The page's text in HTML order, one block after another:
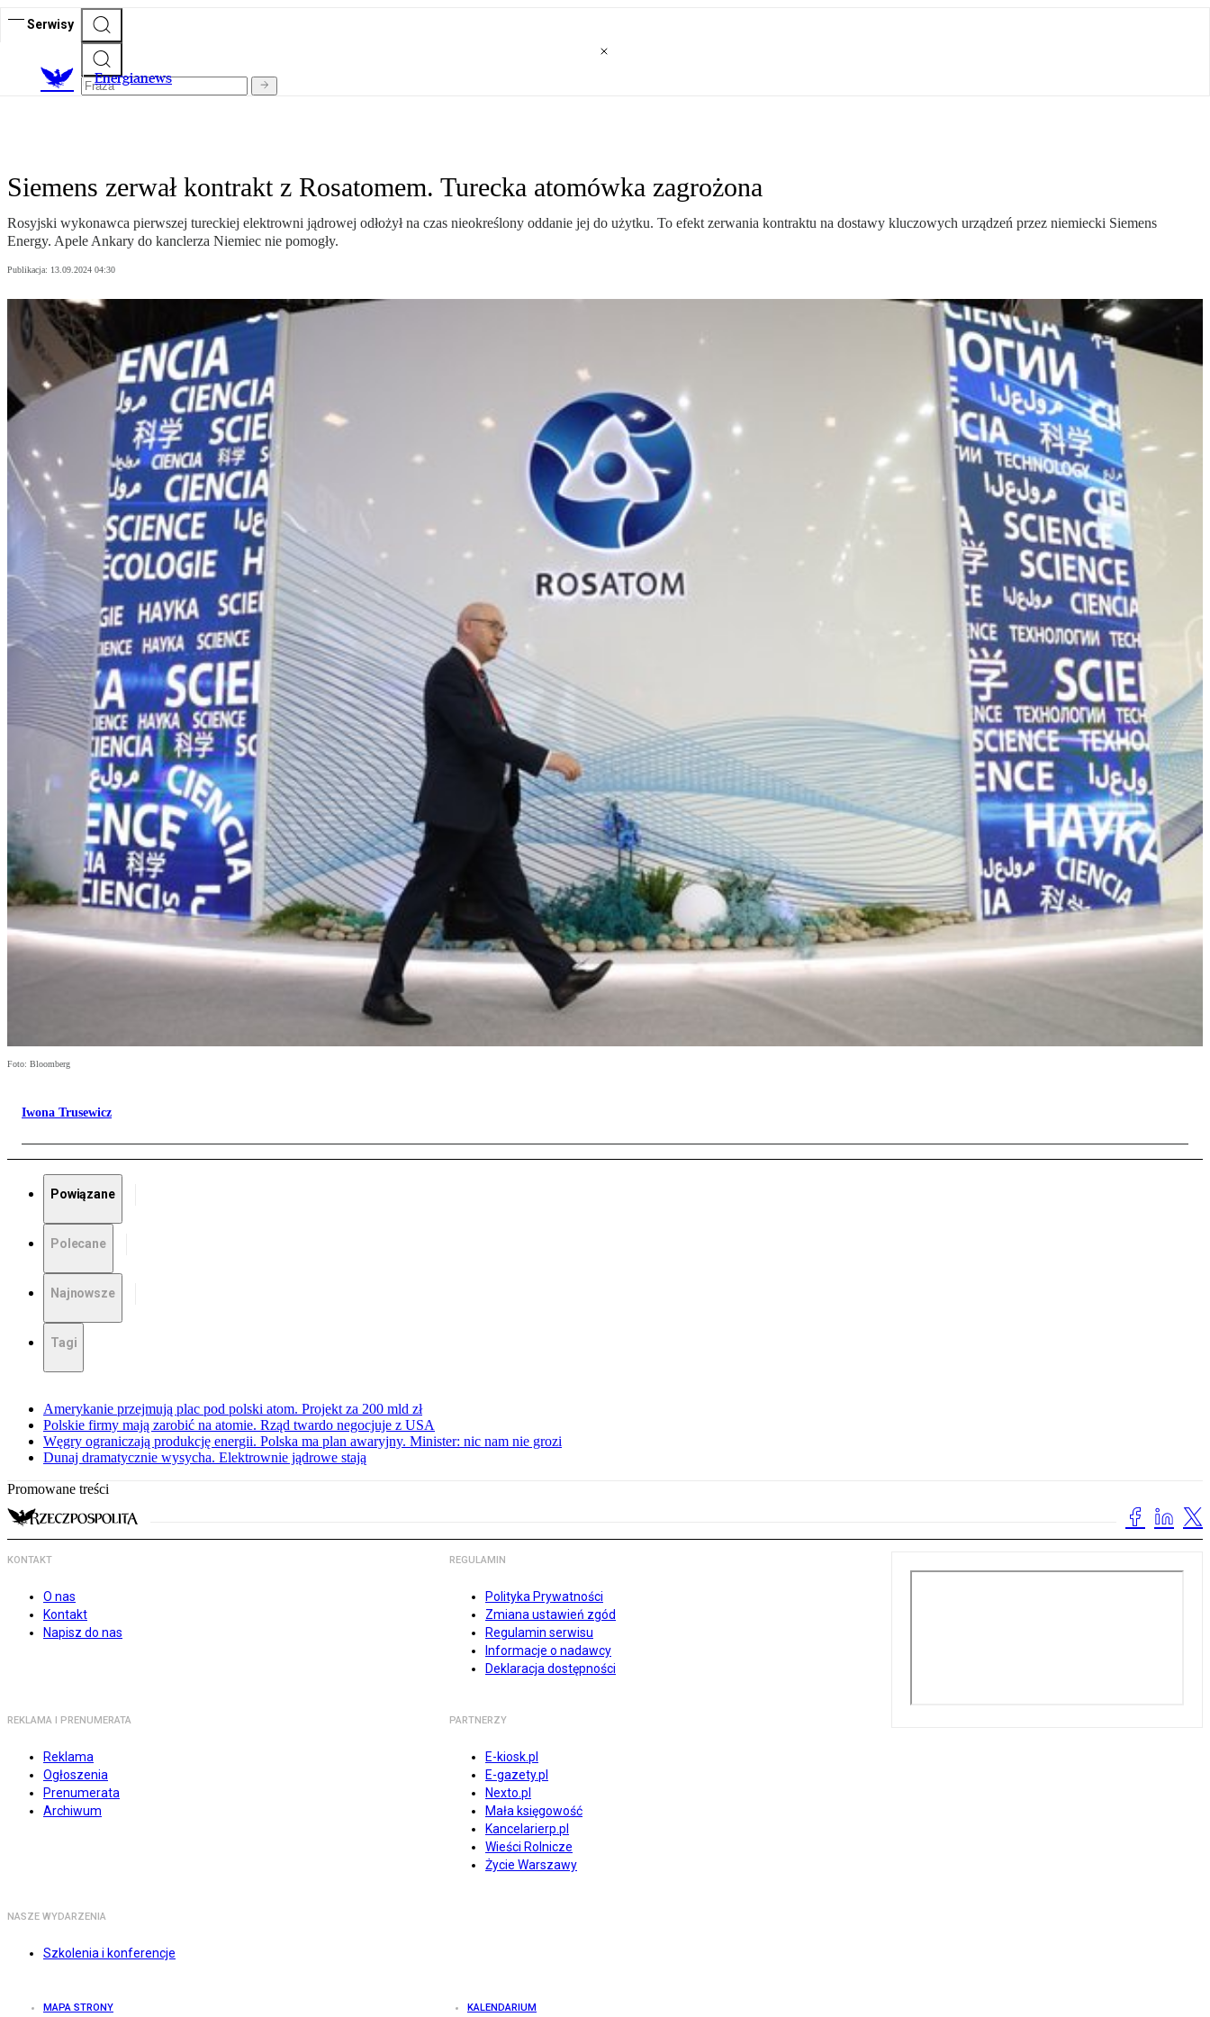
Serwisy
Energianews
Siemens zerwał kontrakt z Rosatomem. Turecka atomówka zagrożona
Rosyjski wykonawca pierwszej tureckiej elektrowni jądrowej odłożył na czas nieokreślony oddanie jej do użytku. To efekt zerwania kontraktu na dostawy kluczowych urządzeń przez niemiecki Siemens
Energy. Apele Ankary do kanclerza Niemiec nie pomogły.
Publikacja: 13.09.2024 04:30
Foto: Bloomberg
Iwona Trusewicz
Powiązane
Polecane
Najnowsze
Tagi
Amerykanie przejmują plac pod polski atom. Projekt za 200 mld zł
Polskie firmy mają zarobić na atomie. Rząd twardo negocjuje z USA
Węgry ograniczają produkcję energii. Polska ma plan awaryjny. Minister: nic nam nie grozi
Dunaj dramatycznie wysycha. Elektrownie jądrowe stają
Promowane treści
KONTAKT
O nas
Kontakt
Napisz do nas
REGULAMIN
Polityka Prywatności
Zmiana ustawień zgód
Regulamin serwisu
Informacje o nadawcy
Deklaracja dostępności
REKLAMA I PRENUMERATA
Reklama
Ogłoszenia
Prenumerata
Archiwum
PARTNERZY
E-kiosk.pl
E-gazety.pl
Nexto.pl
Mała księgowość
Kancelarierp.pl
Wieści Rolnicze
Życie Warszawy
NASZE WYDARZENIA
Szkolenia i konferencje
MAPA STRONY KALENDARIUM